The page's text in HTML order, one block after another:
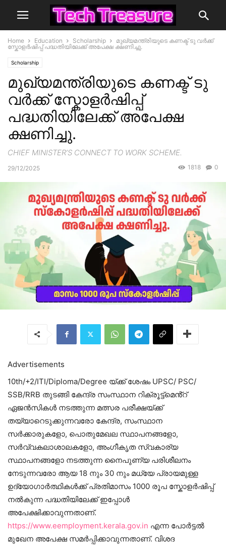
Home Education Scholarship
മുഖ്യമന്ത്രിയുടെ കണക്ട് ടു വർക്ക്
സ്കോളർഷിപ്പ് പദ്ധതിയിലേക്ക് അപേക്ഷ ക്ഷണിച്ചു.
Scholarship
മുഖ്യമന്ത്രിയുടെ കണക്ട് ടു
വർക്ക് സ്കോളർഷിപ്പ്
പദ്ധതിയിലേക്ക് അപേക്ഷ
ക്ഷണിച്ചു.
CHIEF MINISTER’S CONNECT TO WORK SCHEME.
29/12/2025 0
1818
Advertisements
10th/+2/ITI/Diploma/Degree യ്ക്ക് ശേഷം UPSC/ PSC/
SSB/RRB തുടങ്ങി കേന്ദ്ര സംസ്ഥാന റിക്രൂട്ട്മെൻ്റ്
ഏജൻസികൾ നടത്തുന്ന മത്സര പരീക്ഷയ്ക്ക്
തയ്യാറെടുക്കുന്നവരോ കേന്ദ്ര, സംസ്ഥാന
സർക്കാരുകളോ, പൊതുമേഖല സ്ഥാപനങ്ങളോ,
സർവ്വകലാശാലകളോ, അംഗീകൃത സ്വകാര്യ
സ്ഥാപനങ്ങളോ നടത്തുന്ന നൈപുണ്യ പരിശീലനം
നേടുന്നവരോ ആയ 18 നും 30 നും മധ്യേ പ്രായമുള്ള
ഉദ്യോഗാർത്ഥികൾക്ക് പ്രതിമാസം 1000 രൂപ സ്കോളർഷിപ്പ്
നൽകുന്ന പദ്ധതിയിലേക്ക് ഇപ്പോൾ
അപേക്ഷിക്കാവുന്നതാണ്.
https://www.eemployment.kerala.gov.in എന്ന പോർട്ടൽ
മുഖേന അപേക്ഷ സമർപ്പിക്കാവുന്നതാണ്. വിശദ